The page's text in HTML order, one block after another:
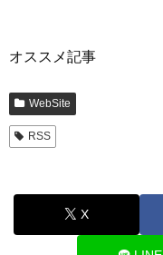
オススメ記事
WebSite
RSS
X